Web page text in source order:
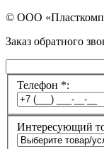
© ООО
Заказ обратного
Телефон *:
Интересующий